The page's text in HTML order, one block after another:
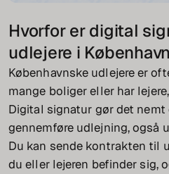
Hvorfor er digital
udlejere i
Københavnske udlejere er
mange boliger eller har
Digital signatur gør det
gennemføre udlejning, også
Du kan sende kontrakten til
du eller lejeren befinder sig,